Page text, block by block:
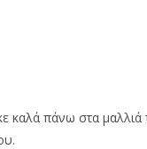
πάνω στα μαλλιά